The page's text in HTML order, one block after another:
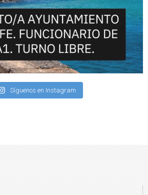
Síguenos en Instagram